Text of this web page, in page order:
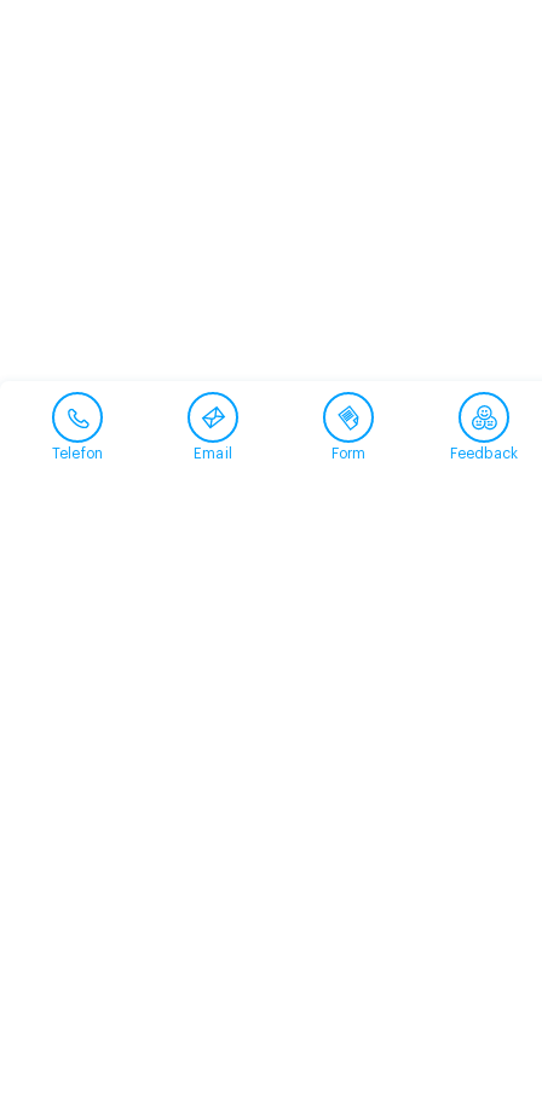
Telefon Email Form Feedback